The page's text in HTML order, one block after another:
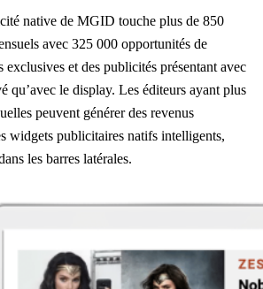
native de MGID touche plus de 850
avec 325 000 opportunités de
exclusives et des publicités présentant avec
qu’avec le display. Les éditeurs ayant plus
peuvent générer des revenus
widgets publicitaires natifs intelligents,
les barres latérales.